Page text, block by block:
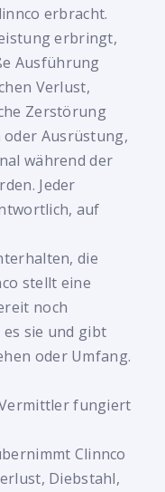
erbracht.
erbringt,
Ausführung
Verlust,
Zerstörung
oder Ausrüstung,
während der
Jeder
auf
die
stellt eine
noch
sie und gibt
oder Umfang.
fungiert
Clinnco
Diebstahl,